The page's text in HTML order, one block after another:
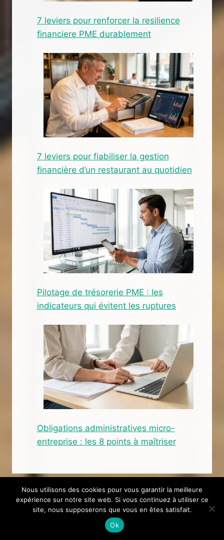
7 leviers pour renforcer la resilience
financiere PME durablement
7 leviers pour fiabiliser la gestion
financière d’un restaurant au quotidien
Pilotage de trésorerie PME : les
indicateurs qui évitent les ruptures
Obligations administratives micro-
entreprise : les 8 points à maîtriser
Nous utilisons des cookies pour vous garantir la meilleure
expérience sur notre site web. Si vous continuez à utiliser ce
site, nous supposerons que vous en êtes satisfait.
Ok